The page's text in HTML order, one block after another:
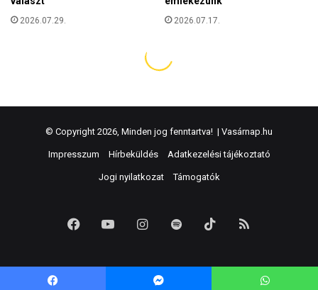
© Copyright 2026, Minden jog fenntartva! | Vasárnap.hu
Impresszum Hírbeküldés Adatkezelési tájékoztató
Jogi nyilatkozat Támogatók
FacebookYouTubeInstagram
Spotify TikTok